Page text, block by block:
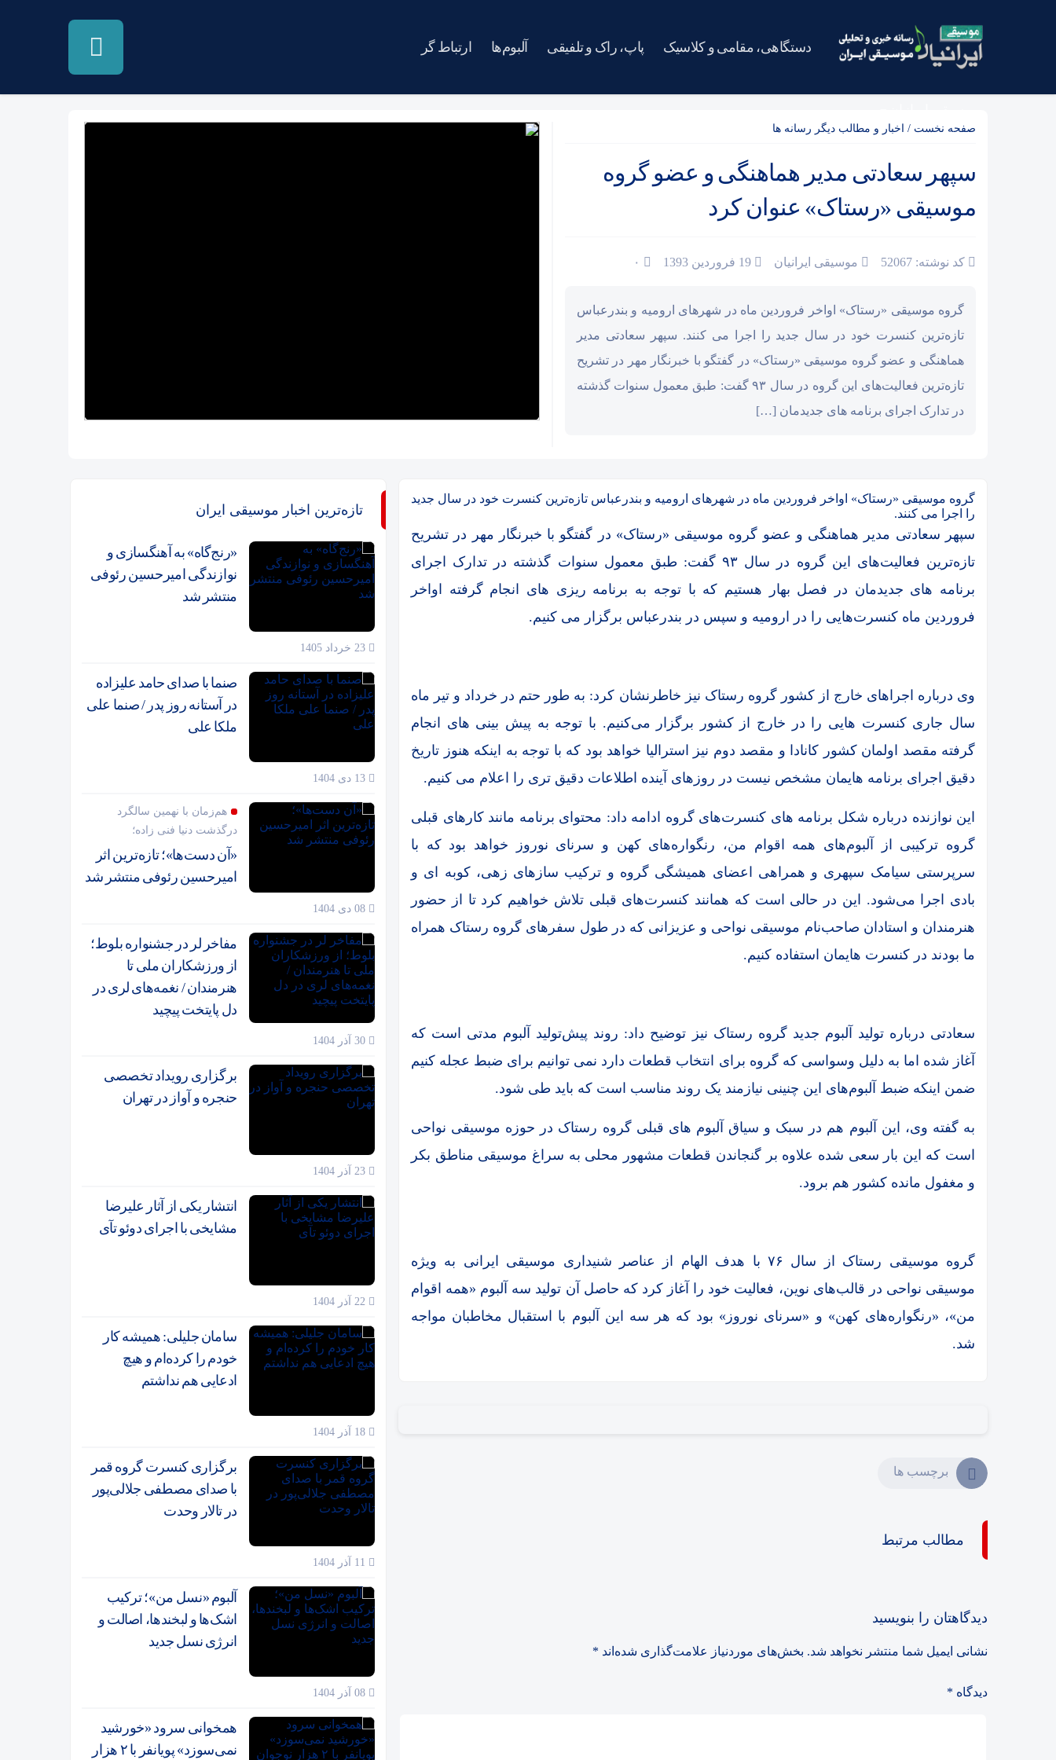
دستگاهی، مقامی و کلاسیک پاپ، راک و تلفیقی آلبوم‌ها ارتباط گر
صفحه نخست / اخبار و مطالب دیگر رسانه ها
سپهر سعادتی مدیر هماهنگی و عضو گروه
موسیقی «رستاک» عنوان کرد
کد نوشته: 52067 موسیقی ایرانیان ۰
گروه موسیقی «رستاک» اواخر فروردین ماه در شهرهای ارومیه و بندرعباس
تازه‌ترین کنسرت خود در سال جدید را اجرا می کنند. سپهر سعادتی مدیر
هماهنگی و عضو گروه موسیقی «رستاک» در گفتگو با خبرنگار مهر در تشریح
تازه‌ترین فعالیت‌های این گروه در سال ۹۳ گفت: طبق معمول سنوات گذشته
در تدارک اجرای برنامه های جدیدمان […]
گروه موسیقی «رستاک» اواخر فروردین ماه در شهرهای ارومیه و بندرعباس تازه‌ترین کنسرت خود در سال جدید
را اجرا می کنند.
سپهر سعادتی مدیر هماهنگی و عضو گروه موسیقی «رستاک» در گفتگو با خبرنگار مهر در تشریح
تازه‌ترین فعالیت‌های این گروه در سال ۹۳ گفت: طبق معمول سنوات گذشته در تدارک اجرای
برنامه های جدیدمان در فصل بهار هستیم که با توجه به برنامه ریزی های انجام گرفته اواخر
فروردین ماه کنسرت‌هایی را در ارومیه و سپس در بندرعباس برگزار می کنیم.
وی درباره اجراهای خارج از کشور گروه رستاک نیز خاطرنشان کرد: به طور حتم در خرداد و تیر ماه
سال جاری کنسرت هایی را در خارج از کشور برگزار می‌کنیم. با توجه به پیش بینی های انجام
گرفته مقصد اولمان کشور کانادا و مقصد دوم نیز استرالیا خواهد بود که با توجه به اینکه هنوز تاریخ
دقیق اجرای برنامه هایمان مشخص نیست در روزهای آینده اطلاعات دقیق تری را اعلام می کنیم.
این نوازنده درباره شکل برنامه های کنسرت‌های گروه ادامه داد: محتوای برنامه مانند کارهای قبلی
گروه ترکیبی از آلبوم‌های همه اقوام من، رنگواره‌های کهن و سرنای نوروز خواهد بود که با
سرپرستی سیامک سپهری و همراهی اعضای همیشگی گروه و ترکیب سازهای زهی، کوبه ای و
بادی اجرا می‌شود. این در حالی است که همانند کنسرت‌های قبلی تلاش خواهیم کرد تا از حضور
هنرمندان و استادان صاحب‌نام موسیقی نواحی و عزیزانی که در طول سفرهای گروه رستاک همراه
ما بودند در کنسرت هایمان استفاده کنیم.
سعادتی درباره تولید آلبوم جدید گروه رستاک نیز توضیح داد: روند پیش‌تولید آلبوم مدتی است که
آغاز شده اما به دلیل وسواسی که گروه برای انتخاب قطعات دارد نمی توانیم برای ضبط عجله کنیم
ضمن اینکه ضبط آلبوم‌های این چنینی نیازمند یک روند مناسب است که باید طی شود.
به گفته وی، این آلبوم هم در سبک و سیاق آلبوم های قبلی گروه رستاک در حوزه موسیقی نواحی
است که این بار سعی شده علاوه بر گنجاندن قطعات مشهور محلی به سراغ موسیقی مناطق بکر
و مغفول مانده کشور هم برود.
گروه موسیقی رستاک از سال ۷۶ با هدف الهام از عناصر شنیداری موسیقی ایرانی به ویژه
موسیقی نواحی در قالب‌های نوین، فعالیت خود را آغاز کرد که حاصل آن تولید سه آلبوم «همه اقوام
من»، «رنگواره‌های کهن» و «سرنای نوروز» بود که هر سه این آلبوم با استقبال مخاطبان مواجه
شد.
برچسب ها
مطالب مرتبط
دیدگاهتان را بنویسید
نشانی ایمیل شما منتشر نخواهد شد. بخش‌های موردنیاز علامت‌گذاری شده‌اند *
دیدگاه *
تازه‌ترین اخبار موسیقی ایران
«رنج‌گاه» به آهنگسازی و
نوازندگی امیرحسین رئوفی
منتشر شد
صنما با صدای حامد علیزاده
در آستانه روز پدر / صنما علی
ملکا علی
هم‌زمان با نهمین سالگرد
درگذشت دنیا فنی زاده؛
«آن دست‌ها»؛ تازه‌ترین اثر
امیرحسین رئوفی منتشر شد
مفاخر لر در جشنواره بلوط؛
از ورزشکاران ملی تا
هنرمندان / نغمه‌های لری در
دل پایتخت پیچید
برگزاری رویداد تخصصی
حنجره و آواز در تهران
انتشار یکی از آثار علیرضا
مشایخی با اجرای دوئو تآی
سامان جلیلی: همیشه کار
خودم را کرده‌ام و هیچ
ادعایی هم نداشتم
برگزاری کنسرت گروه قمر
با صدای مصطفی جلالی‌پور
در تالار وحدت
آلبوم «نسل من»؛ ترکیب
اشک‌ها و لبخندها، اصالت و
انرژی نسل جدید
همخوانی سرود «خورشید
نمی‌سوزد» پویانفر با ۲ هزار